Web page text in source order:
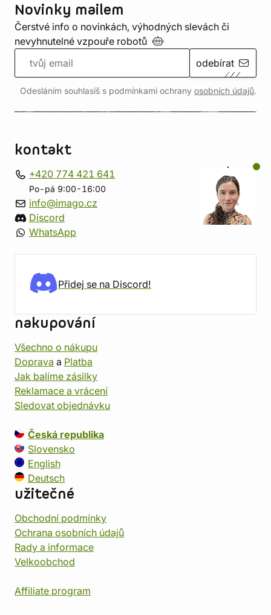
Novinky mailem
Čerstvé info o novinkách, výhodných slevách či
nevyhnutelné vzpouře robotů
odebírat
Odesláním souhlasíš s podmínkami ochrany osobních údajů.
kontakt
+420 774 421 641
Po-pá 9:00-16:00
info@imago.cz
Discord
WhatsApp
Přidej se na Discord!
nakupování
Všechno o nákupu
Doprava a Platba
Jak balíme zásilky
Reklamace a vrácení
Sledovat objednávku
Česká republika
Slovensko
English
Deutsch
užitečné
Obchodní podmínky
Ochrana osobních údajů
Rady a informace
Velkoobchod
Affiliate program